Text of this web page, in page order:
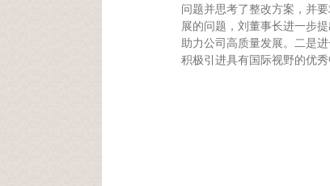
问题并思考了整改方案，并
展的问题，刘董事长进一步
助力公司高质量发展。二是
积极引进具有国际视野的优